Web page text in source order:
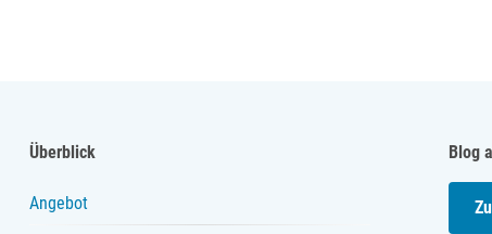
Überblick
Angebot
Blog